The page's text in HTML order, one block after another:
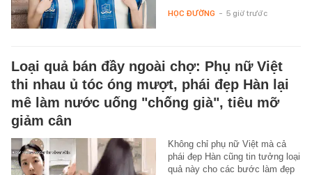
HỌC ĐƯỜNG - 5 giờ trước
Loại quả bán đầy ngoài chợ: Phụ nữ Việt
thi nhau ủ tóc óng mượt, phái đẹp Hàn lại
mê làm nước uống "chống già", tiêu mỡ
giảm cân
Không chỉ phụ nữ Việt mà cả
phái đẹp Hàn cũng tin tưởng loại
quả này cho các bước làm đẹp